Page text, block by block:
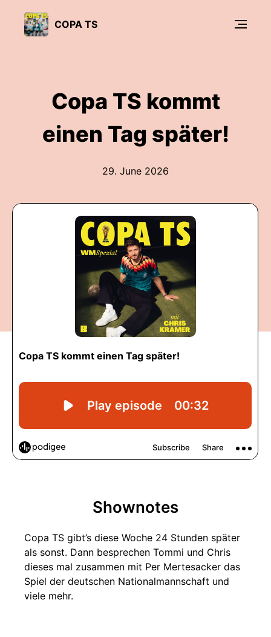
COPA TS
Copa TS kommt
einen Tag später!
29. June 2026
Shownotes
Copa TS gibt’s diese Woche 24 Stunden später
als sonst. Dann besprechen Tommi und Chris
dieses mal zusammen mit Per Mertesacker das
Spiel der deutschen Nationalmannschaft und
viele mehr.